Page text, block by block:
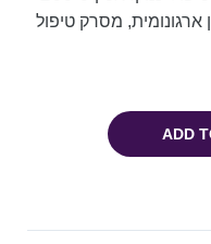
ארגונומית, מסרק טיפול
ADD